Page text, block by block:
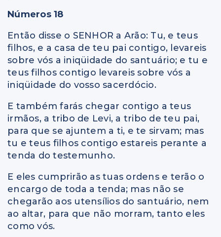
Números 18
Então disse o SENHOR a Arão: Tu, e teus
filhos, e a casa de teu pai contigo, levareis
sobre vós a iniqüidade do santuário; e tu e
teus filhos contigo levareis sobre vós a
iniqüidade do vosso sacerdócio.
E também farás chegar contigo a teus
irmãos, a tribo de Levi, a tribo de teu pai,
para que se ajuntem a ti, e te sirvam; mas
tu e teus filhos contigo estareis perante a
tenda do testemunho.
E eles cumprirão as tuas ordens e terão o
encargo de toda a tenda; mas não se
chegarão aos utensílios do santuário, nem
ao altar, para que não morram, tanto eles
como vós.